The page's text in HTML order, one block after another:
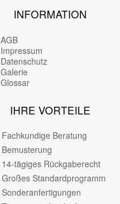
INFORMATION
AGB
Impressum
Datenschutz
Galerie
Glossar
IHRE VORTEILE
Fachkundige Beratung
Bemusterung
14-tägiges Rückgaberecht
Großes Standardprogramm
Sonderanfertigungen